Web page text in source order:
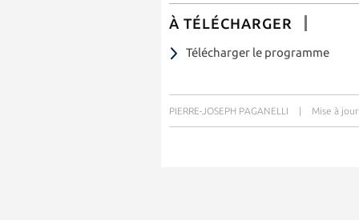
À TÉLÉCHARGER
Télécharger le programme
PIERRE-JOSEPH PAGANELLI | Mise à